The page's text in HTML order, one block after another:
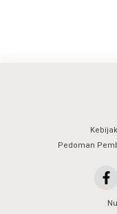
Pedoman